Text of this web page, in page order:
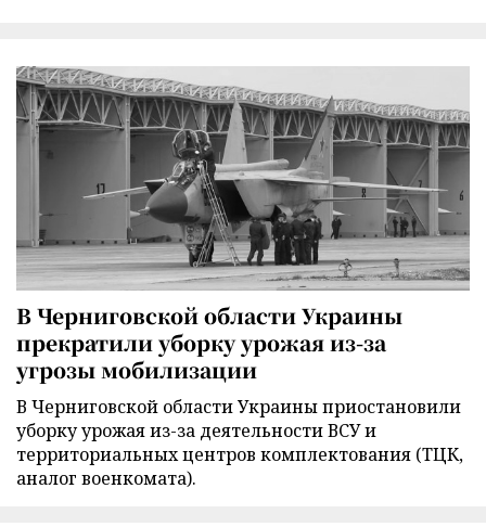
В Черниговской области Украины
прекратили уборку урожая из-за
угрозы мобилизации
В Черниговской области Украины приостановили
уборку урожая из-за деятельности ВСУ и
территориальных центров комплектования (ТЦК,
аналог военкомата).